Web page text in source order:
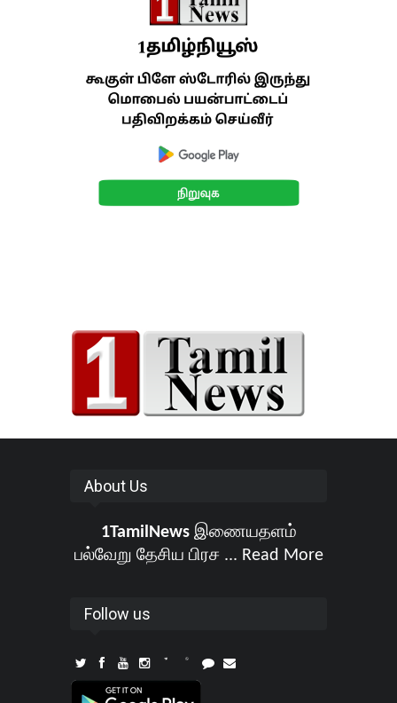
About Us
1TamilNewsஇணையதளம்
பல்வேறு தேசிய பிரச ... Read More
Follow us